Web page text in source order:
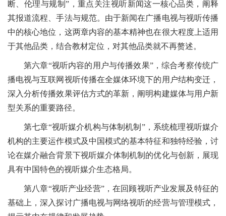
断、伦理与规制”，重点关注视听新闻这一核心品类，阐释
其报道流程、手法与规范。由于新闻在广播电视与视听传播
中的核心地位，这两章内容的基本精神也在很大程度上适用
于其他品类，结合教材定位，对其他品类就不再赘述。
第六章“视听内容的用户与传播效果”，综合考察传统广
播电视与互联网视听传播在全媒体环境下的用户结构变迁，
深入分析传播效果评估方式的革新，阐明构建媒体与用户新
型关系的重要路径。
第七章“视听媒介机构与体制机制”，系统梳理视听媒介
机构的主要运作模式及中国模式的基本特征和独特经验，讨
论在媒介融合背景下视听媒介体制机制的优化与创新，展现
具有中国特色的视听媒介生态格局。
第八章“视听产业经营”，在回顾视听产业发展及特征的
基础上，深入探讨广播电视与网络视听的经营与管理模式，